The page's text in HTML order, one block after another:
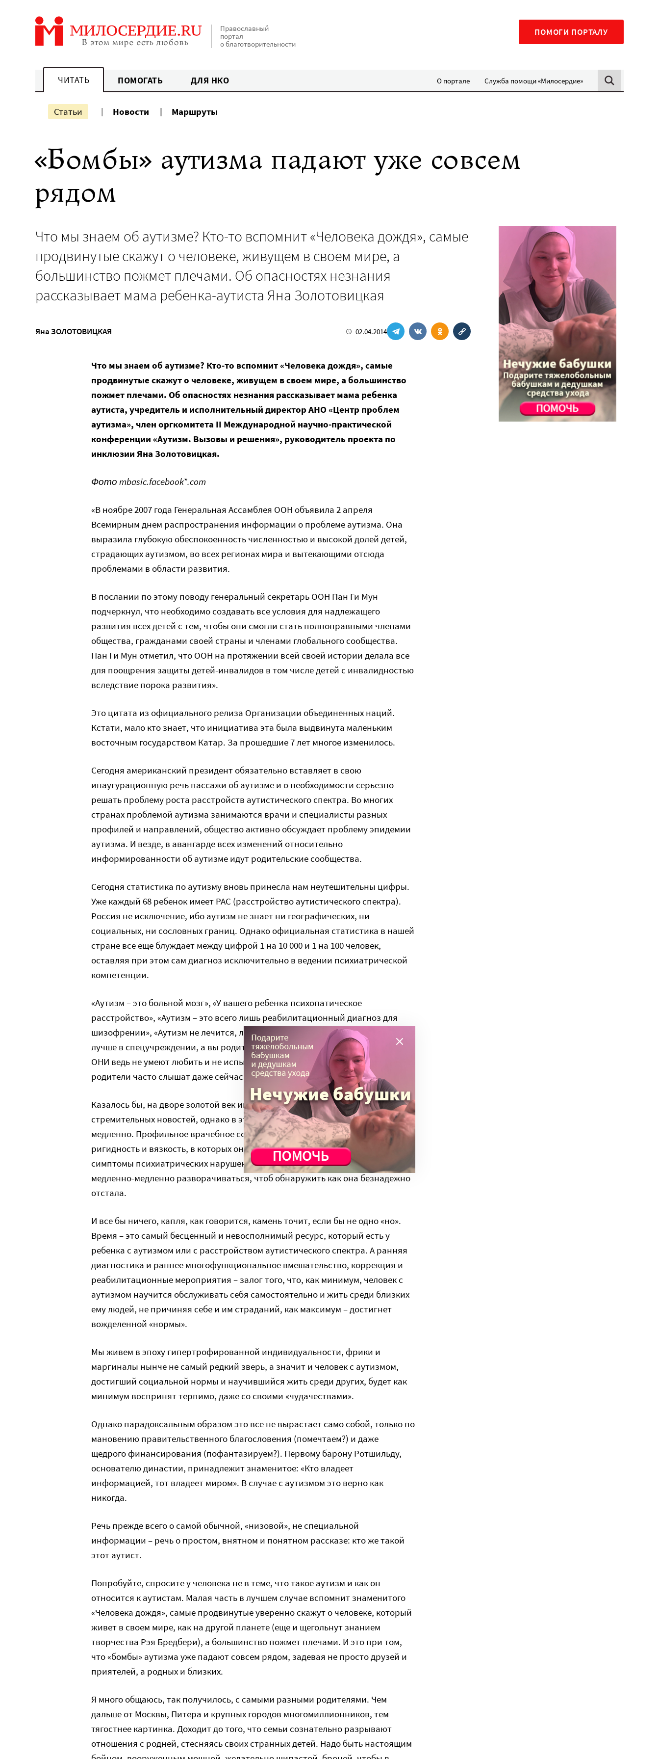
Православный
портал
о благотворительности
ПОМОГИ ПОРТАЛУ
ЧИТАТЬ ПОМОГАТЬ ДЛЯ НКО О портале Служба помощи «Милосердие»
Статьи Новости Маршруты
«Бомбы» аутизма падают уже совсем
рядом
Что мы знаем об аутизме? Кто-то вспомнит «Человека дождя», самые
продвинутые скажут о человеке, живущем в своем мире, а
большинство пожмет плечами. Об опасностях незнания
рассказывает мама ребенка-аутиста Яна Золотовицкая
Яна ЗОЛОТОВИЦКАЯ 02.04.2014
Что мы знаем об аутизме? Кто-то вспомнит «Человека дождя», самые
продвинутые скажут о человеке, живущем в своем мире, а большинство
пожмет плечами. Об опасностях незнания рассказывает мама ребенка
аутиста, учредитель и исполнительный директор АНО «Центр проблем
аутизма», член оргкомитета II Международной научно-практической
конференции «Аутизм. Вызовы и решения», руководитель проекта по
инклюзии Яна Золотовицкая.
Фото mbasic.facebook*.com
«В ноябре 2007 года Генеральная Ассамблея ООН объявила 2 апреля
Всемирным днем распространения информации о проблеме аутизма. Она
выразила глубокую обеспокоенность численностью и высокой долей детей,
страдающих аутизмом, во всех регионах мира и вытекающими отсюда
проблемами в области развития.
В послании по этому поводу генеральный секретарь ООН Пан Ги Мун
подчеркнул, что необходимо создавать все условия для надлежащего
развития всех детей с тем, чтобы они смогли стать полноправными членами
общества, гражданами своей страны и членами глобального сообщества.
Пан Ги Мун отметил, что ООН на протяжении всей своей истории делала все
для поощрения защиты детей-инвалидов в том числе детей с инвалидностью
вследствие порока развития».
Это цитата из официального релиза Организации объединенных наций.
Кстати, мало кто знает, что инициатива эта была выдвинута маленьким
восточным государством Катар. За прошедшие 7 лет многое изменилось.
Сегодня американский президент обязательно вставляет в свою
инаугурационную речь пассажи об аутизме и о необходимости серьезно
решать проблему роста расстройств аутистического спектра. Во многих
странах проблемой аутизма занимаются врачи и специалисты разных
профилей и направлений, общество активно обсуждает проблему эпидемии
аутизма. И везде, в авангарде всех изменений относительно
информированности об аутизме идут родительские сообщества.
Сегодня статистика по аутизму вновь принесла нам неутешительны цифры.
Уже каждый 68 ребенок имеет РАС (расстройство аутистического спектра).
Россия не исключение, ибо аутизм не знает ни географических, ни
социальных, ни сословных границ. Однако официальная статистика в нашей
стране все еще блуждает между цифрой 1 на 10 000 и 1 на 100 человек,
оставляя при этом сам диагноз исключительно в ведении психиатрической
компетенции.
«Аутизм – это больной мозг», «У вашего ребенка психопатическое
расстройство», «Аутизм – это всего лишь реабилитационный диагноз для
шизофрении», «Аутизм не лечится, лучше откажитесь от него, ему будет
лучше в спецучреждении, а вы родите себе здорового – подумайте о себе,
ОНИ ведь не умеют любить и не испытывают привязанности» – этот набор
родители часто слышат даже сейчас.
Казалось бы, на дворе золотой век информации, быстрых коммуникаций,
стремительных новостей, однако в этой области все меняется чрезвычайно
медленно. Профильное врачебное сообщество словно демонстрирует ту
ригидность и вязкость, в которых они привыкли видеть предвестники и
симптомы психиатрических нарушений. Но все-таки и эта махина начинает
медленно-медленно разворачиваться, чтоб обнаружить как она безнадежно
отстала.
И все бы ничего, капля, как говорится, камень точит, если бы не одно «но».
Время – это самый бесценный и невосполнимый ресурс, который есть у
ребенка с аутизмом или с расстройством аутистического спектра. А ранняя
диагностика и раннее многофункциональное вмешательство, коррекция и
реабилитационные мероприятия – залог того, что, как минимум, человек с
аутизмом научится обслуживать себя самостоятельно и жить среди близких
ему людей, не причиняя себе и им страданий, как максимум – достигнет
вожделенной «нормы».
Мы живем в эпоху гипертрофированной индивидуальности, фрики и
маргиналы нынче не самый редкий зверь, а значит и человек с аутизмом,
достигший социальной нормы и научившийся жить среди других, будет как
минимум воспринят терпимо, даже со своими «чудачествами».
Однако парадоксальным образом это все не вырастает само собой, только по
мановению правительственного благословения (помечтаем?) и даже
щедрого финансирования (пофантазируем?). Первому барону Ротшильду,
основателю династии, принадлежит знаменитое: «Кто владеет
информацией, тот владеет миром». В случае с аутизмом это верно как
никогда.
Речь прежде всего о самой обычной, «низовой», не специальной
информации – речь о простом, внятном и понятном рассказе: кто же такой
этот аутист.
Попробуйте, спросите у человека не в теме, что такое аутизм и как он
относится к аутистам. Малая часть в лучшем случае вспомнит знаменитого
«Человека дождя», самые продвинутые уверенно скажут о человеке, который
живет в своем мире, как на другой планете (еще и щегольнут знанием
творчества Рэя Бредбери), а большинство пожмет плечами. И это при том,
что «бомбы» аутизма уже падают совсем рядом, задевая не просто друзей и
приятелей, а родных и близких.
Я много общаюсь, так получилось, с самыми разными родителями. Чем
дальше от Москвы, Питера и крупных городов многомиллионников, тем
тягостнее картинка. Доходит до того, что семьи сознательно разрывают
отношения с родней, стесняясь своих странных детей. Надо быть настоящим